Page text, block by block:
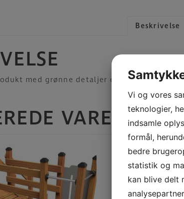
Beskrivelse
med grønne detaljer er lavet i 100%
VARER
Vi og vores
teknologier,
indsamle
formål,
bedre
statistik og
kan blive delt